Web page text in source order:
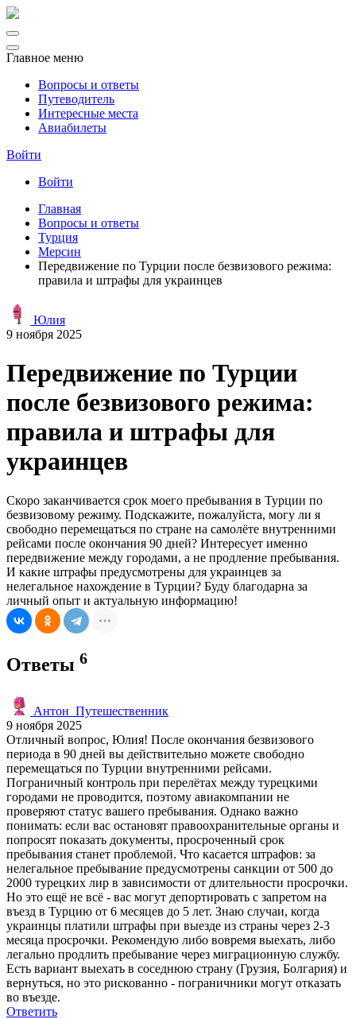
Главное меню
Вопросы и ответы
Путеводитель
Интересные места
Авиабилеты
Войти
Войти
Главная
Вопросы и ответы
Турция
Мерсин
Передвижение по Турции после безвизового режима:
правила и штрафы для украинцев
Юлия
9 ноября 2025
Передвижение по Турции
после безвизового режима:
правила и штрафы для
украинцев
Скоро заканчивается срок моего пребывания в Турции по
безвизовому режиму. Подскажите, пожалуйста, могу ли я
свободно перемещаться по стране на самолёте внутренними
рейсами после окончания 90 дней? Интересует именно
передвижение между городами, а не продление пребывания.
И какие штрафы предусмотрены для украинцев за
нелегальное нахождение в Турции? Буду благодарна за
личный опыт и актуальную информацию!
Ответы 6
Антон_Путешественник
9 ноября 2025
Отличный вопрос, Юлия! После окончания безвизового
периода в 90 дней вы действительно можете свободно
перемещаться по Турции внутренними рейсами.
Пограничный контроль при перелётах между турецкими
городами не проводится, поэтому авиакомпании не
проверяют статус вашего пребывания. Однако важно
понимать: если вас остановят правоохранительные органы и
попросят показать документы, просроченный срок
пребывания станет проблемой. Что касается штрафов: за
нелегальное пребывание предусмотрены санкции от 500 до
2000 турецких лир в зависимости от длительности просрочки.
Но это ещё не всё - вас могут депортировать с запретом на
въезд в Турцию от 6 месяцев до 5 лет. Знаю случаи, когда
украинцы платили штрафы при выезде из страны через 2-3
месяца просрочки. Рекомендую либо вовремя выехать, либо
легально продлить пребывание через миграционную службу.
Есть вариант выехать в соседнюю страну (Грузия, Болгария) и
вернуться, но это рискованно - пограничники могут отказать
во въезде.
Ответить